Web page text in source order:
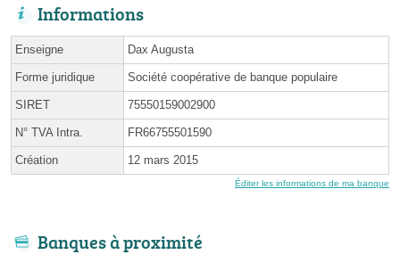
Informations
Enseigne Dax Augusta
Forme juridique Société coopérative de banque populaire
SIRET 75550159002900
N° TVA Intra. FR66755501590
Création 12 mars 2015
Éditer les informations de ma banque
Banques à proximité